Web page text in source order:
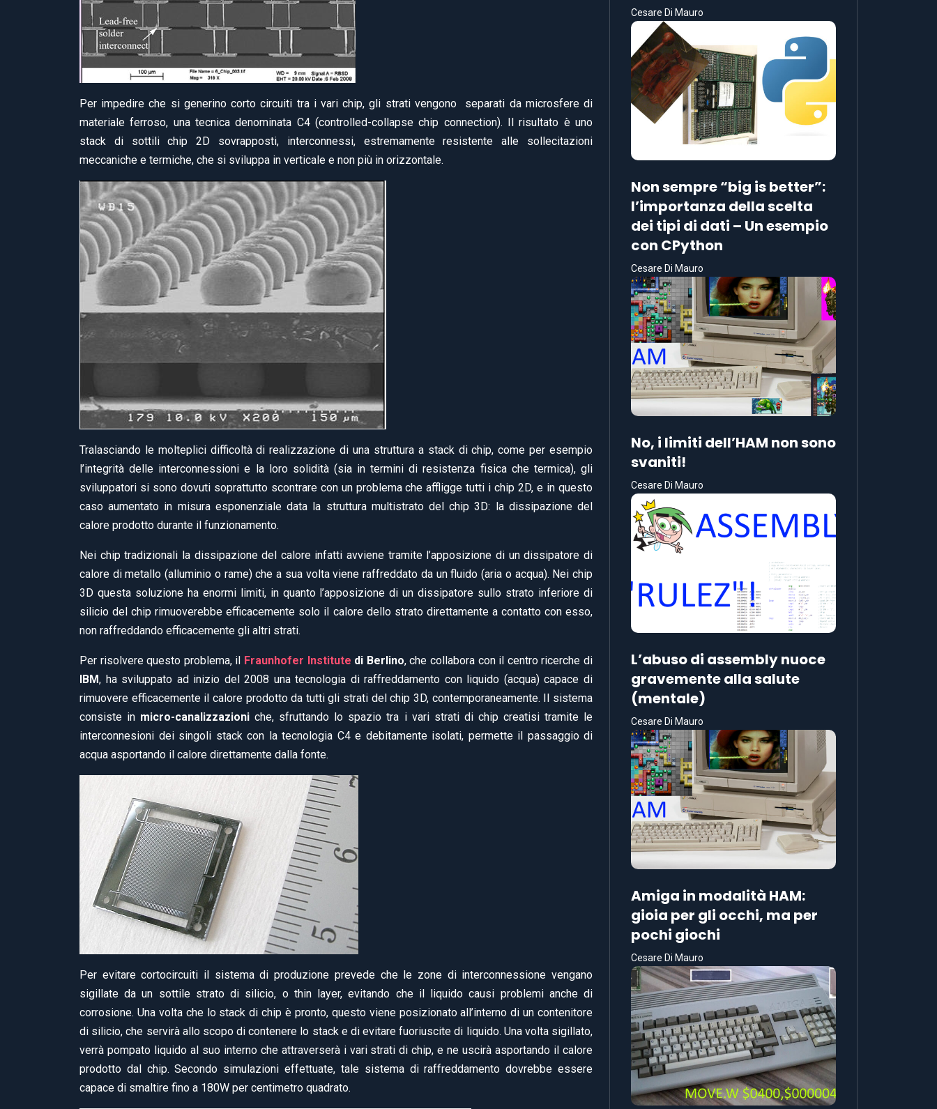
Per impedire che si generino corto circuiti tra i vari chip, gli strati vengono separati da microsfere di
materiale ferroso, una tecnica denominata C4 (controlled-collapse chip connection). Il risultato è uno
stack di sottili chip 2D sovrapposti, interconnessi, estremamente resistente alle sollecitazioni
meccaniche e termiche, che si sviluppa in verticale e non più in orizzontale.
Tralasciando le molteplici difficoltà di realizzazione di una struttura a stack di chip, come per esempio
l’integrità delle interconnessioni e la loro solidità (sia in termini di resistenza fisica che termica), gli
sviluppatori si sono dovuti soprattutto scontrare con un problema che affligge tutti i chip 2D, e in questo
caso aumentato in misura esponenziale data la struttura multistrato del chip 3D: la dissipazione del
calore prodotto durante il funzionamento.
Nei chip tradizionali la dissipazione del calore infatti avviene tramite l’apposizione di un dissipatore di
calore di metallo (alluminio o rame) che a sua volta viene raffreddato da un fluido (aria o acqua). Nei chip
3D questa soluzione ha enormi limiti, in quanto l’apposizione di un dissipatore sullo strato inferiore di
silicio del chip rimuoverebbe efficacemente solo il calore dello strato direttamente a contatto con esso,
non raffreddando efficacemente gli altri strati.
Per risolvere questo problema, il Fraunhofer Institute di Berlino, che collabora con il centro ricerche di
IBM, ha sviluppato ad inizio del 2008 una tecnologia di raffreddamento con liquido (acqua) capace di
rimuovere efficacemente il calore prodotto da tutti gli strati del chip 3D, contemporaneamente. Il sistema
consiste in micro-canalizzazioni che, sfruttando lo spazio tra i vari strati di chip creatisi tramite le
interconnesioni dei singoli stack con la tecnologia C4 e debitamente isolati, permette il passaggio di
acqua asportando il calore direttamente dalla fonte.
Per evitare cortocircuiti il sistema di produzione prevede che le zone di interconnessione vengano
sigillate da un sottile strato di silicio, o thin layer, evitando che il liquido causi problemi anche di
corrosione. Una volta che lo stack di chip è pronto, questo viene posizionato all’interno di un contenitore
di silicio, che servirà allo scopo di contenere lo stack e di evitare fuoriuscite di liquido. Una volta sigillato,
verrà pompato liquido al suo interno che attraverserà i vari strati di chip, e ne uscirà asportando il calore
prodotto dal chip. Secondo simulazioni effettuate, tale sistema di raffreddamento dovrebbe essere
capace di smaltire fino a 180W per centimetro quadrato.
Cesare Di Mauro
Non sempre “big is better”:
l’importanza della scelta
dei tipi di dati – Un esempio
con CPython
Cesare Di Mauro
No, i limiti dell’HAM non sono
svaniti!
Cesare Di Mauro
L’abuso di assembly nuoce
gravemente alla salute
(mentale)
Cesare Di Mauro
Amiga in modalità HAM:
gioia per gli occhi, ma per
pochi giochi
Cesare Di Mauro